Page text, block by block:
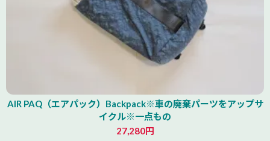
AIR PAQ（エアパック）Backpack※車の廃棄パーツをアップサ
イクル※一点もの
27,280円